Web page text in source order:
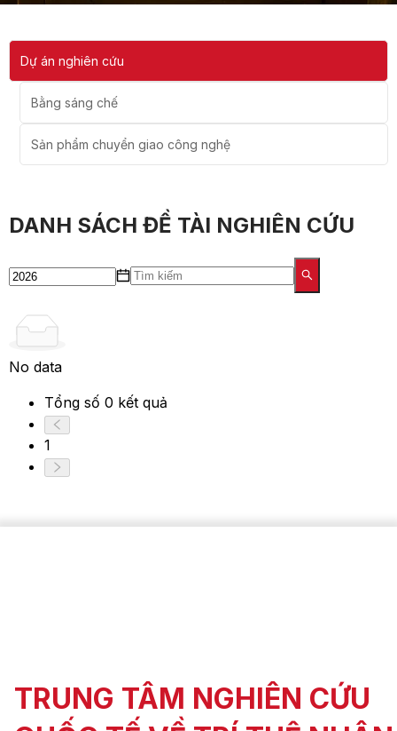
Dự án nghiên cứu
Bằng sáng chế
Sản phẩm chuyển giao công nghệ
DANH SÁCH ĐỀ TÀI NGHIÊN CỨU
No data
Tổng số 0 kết quả
1
TRUNG TÂM NGHIÊN CỨU